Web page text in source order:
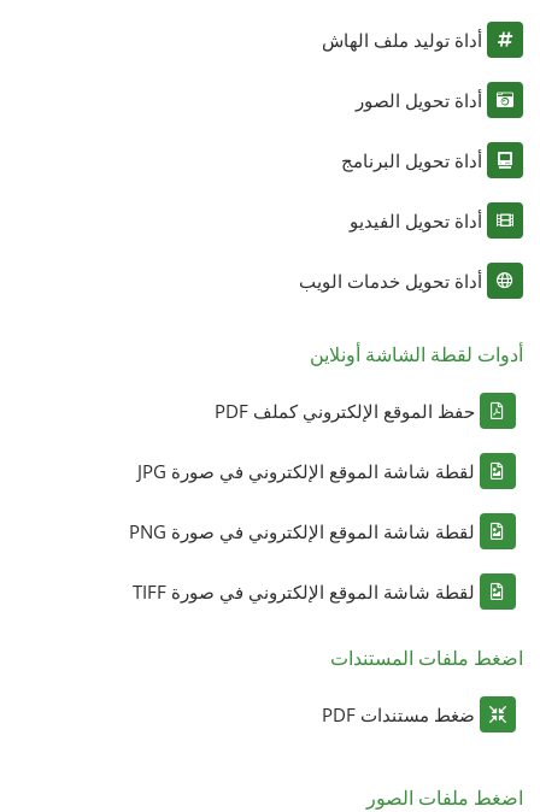
أداة توليد ملف الهاش
أداة تحويل الصور
أداة تحويل البرنامج
أداة تحويل الفيديو
أداة تحويل خدمات الويب
أدوات لقطة الشاشة أونلاين
حفظ الموقع الإلكتروني كملف PDF
لقطة شاشة الموقع الإلكتروني في صورة JPG
لقطة شاشة الموقع الإلكتروني في صورة PNG
لقطة شاشة الموقع الإلكتروني في صورة TIFF
اضغط ملفات المستندات
ضغط مستندات PDF
اضغط ملفات الصور